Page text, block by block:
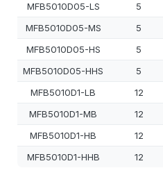
MFB5010D05-LS 5
MFB5010D05-MS
5
MFB5010D05-HS
5
MFB5010D05-HHS
5
MFB5010D1-LB
12
MFB5010D1-MB
12
MFB5010D1-HB
12
MFB5010D1-HHB
12